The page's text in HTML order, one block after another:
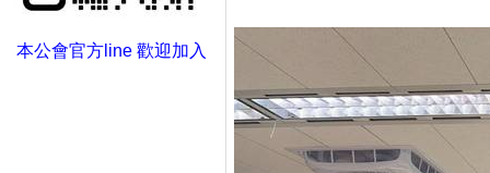
本公會官方line 歡迎加入